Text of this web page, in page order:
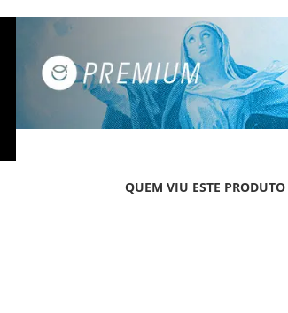
QUEM VIU ESTE